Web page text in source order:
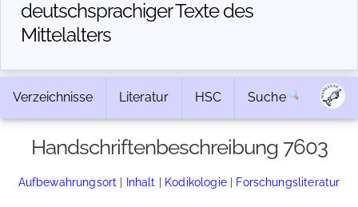
deutschsprachiger Texte des
Mittelalters
Verzeichnisse Literatur HSC Suche
Handschriftenbeschreibung 7603
Aufbewahrungsort | Inhalt | Kodikologie| Forschungsliteratur